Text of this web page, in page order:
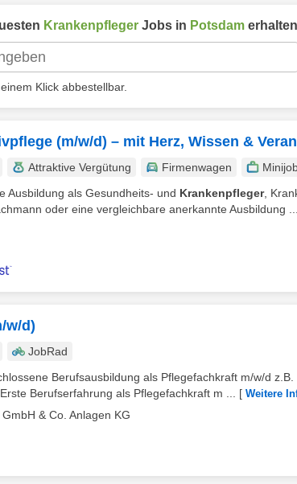
Krankenpfleger Jobs in Potsdam
Klick abbestellbar.
(m/w/d) – mit Herz, Wissen &
Attraktive Vergütung Firmenwagen
Ausbildung als Gesundheits- und Krankenpfleger,
oder eine vergleichbare anerkannte Ausbildung ...
w/d)
JobRad
Berufsausbildung als Pflegefachkraft m/w/d
Berufserfahrung als Pflegefachkraft m ...
[ Weitere
& Co. Anlagen KG